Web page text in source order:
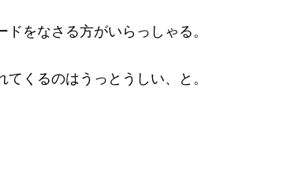
をなさる方がいらっしゃる。
くるのはうっとうしい、と。